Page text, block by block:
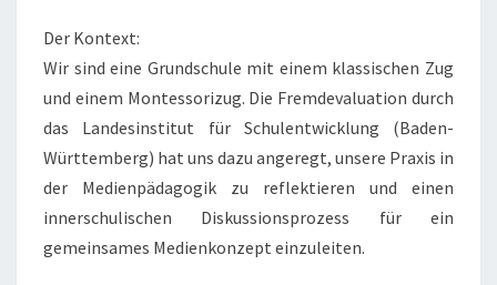
K
Der Kontext:
Wir sind eine Grundschule mit einem klassischen Zug
und einem Montessorizug. Die Fremdevaluation durch
das Landesinstitut für Schulentwicklung (Baden-
Württemberg) hat uns dazu angeregt, unsere Praxis in
der Medienpädagogik zu reflektieren und einen
innerschulischen Diskussionsprozess für ein
gemeinsames Medienkonzept einzuleiten.